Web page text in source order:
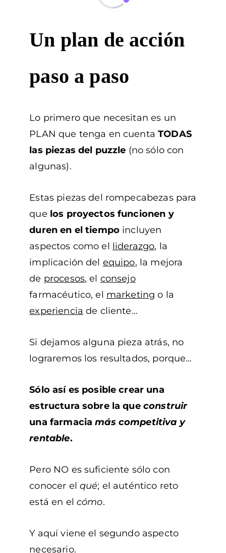
Un plan de acción
paso a paso
Lo primero que necesitan es un
PLAN que tenga en cuentaTODAS
las piezas del puzzle (no sólo con
algunas).
Estas piezas del rompecabezas para
que los proyectos funcionen y
duren en el tiempo incluyen
aspectos como el liderazgo, la
implicación del equipo, la mejora
de procesos, el consejo
farmacéutico, el marketing o la
experiencia de cliente…
Si dejamos alguna pieza atrás, no
lograremos los resultados, porque…
Sólo así es posible crear una
estructura sobre la que construir
una farmaciamás competitiva y
rentable.
Pero NO es suficiente sólo con
conocer el qué; el auténtico reto
está en el cómo.
Y aquí viene el segundo aspecto
necesario.